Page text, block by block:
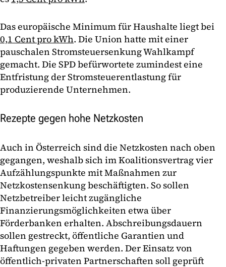
Das europäische Minimum für Haushalte liegt bei
0,1 Cent pro kWh. Die Union hatte mit einer
pauschalen Stromsteuersenkung Wahlkampf
gemacht. Die SPD befürwortete zumindest eine
Entfristung der Stromsteuerentlastung für
produzierende Unternehmen.
Rezepte gegen hohe Netzkosten
Auch in Österreich sind die Netzkosten nach oben
gegangen, weshalb sich im Koalitionsvertrag vier
Aufzählungspunkte mit Maßnahmen zur
Netzkostensenkung beschäftigten. So sollen
Netzbetreiber leicht zugängliche
Finanzierungsmöglichkeiten etwa über
Förderbanken erhalten. Abschreibungsdauern
sollen gestreckt, öffentliche Garantien und
Haftungen gegeben werden. Der Einsatz von
öffentlich-privaten Partnerschaften soll geprüft